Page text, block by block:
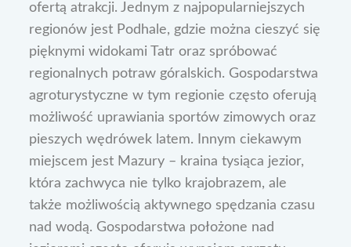
ofertą atrakcji. Jednym z najpopularniejszych
regionów jest Podhale, gdzie można cieszyć się
pięknymi widokami Tatr oraz spróbować
regionalnych potraw góralskich. Gospodarstwa
agroturystyczne w tym regionie często oferują
możliwość uprawiania sportów zimowych oraz
pieszych wędrówek latem. Innym ciekawym
miejscem jest Mazury – kraina tysiąca jezior,
która zachwyca nie tylko krajobrazem, ale
także możliwością aktywnego spędzania czasu
nad wodą. Gospodarstwa położone nad